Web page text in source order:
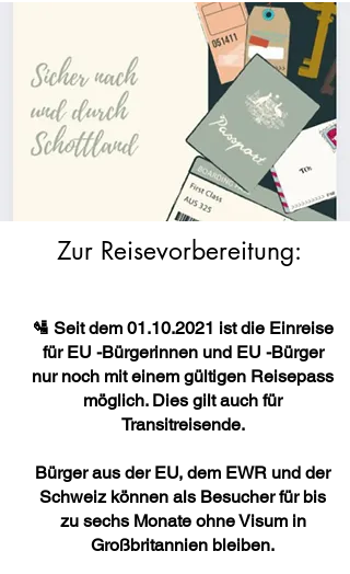
Zur Reisevorbereitung:
🛂 Seit dem 01.10.2021 ist die Einreise
für EU -Bürgerinnen und EU -Bürger
nur noch mit einem gültigen Reisepass
möglich. Dies gilt auch für
Transitreisende.
Bürger aus der EU, dem EWR und der
Schweiz können als Besucher für bis
zu sechs Monate ohne Visum in
Großbritannien bleiben.